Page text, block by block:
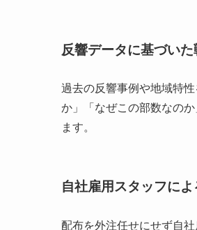
反響データに基づい
過去の反響事例や地域特
か」「なぜこの部数なの
ます。
自社雇用スタッフに
配布を外注任せにせず自